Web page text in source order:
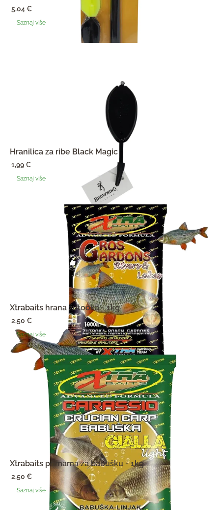
5,04€
Saznaj više
Hranilica za ribe Black Magic
1,99€
Saznaj više
Xtrabaits hrana žutooka - 1kg
2,50€
Saznaj više
Xtrabaits primama za babušku - 1kg
2,50€
Saznaj više